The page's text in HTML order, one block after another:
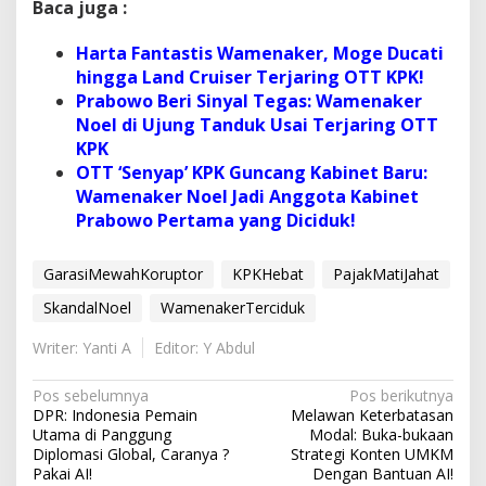
Baca juga :
Harta Fantastis Wamenaker, Moge Ducati
hingga Land Cruiser Terjaring OTT KPK!
Prabowo Beri Sinyal Tegas: Wamenaker
Noel di Ujung Tanduk Usai Terjaring OTT
KPK
OTT ‘Senyap’ KPK Guncang Kabinet Baru:
Wamenaker Noel Jadi Anggota Kabinet
Prabowo Pertama yang Diciduk!
GarasiMewahKoruptor KPKHebat
PajakMatiJahat
SkandalNoel
WamenakerTerciduk
Writer: Yanti A
Editor: Y Abdul
N
a
v
Pos sebelumnya
DPR: Indonesia Pemain
Utama di Panggung
Diplomasi Global, Caranya ?
Pakai AI!
Pos berikutnya
Melawan Keterbatasan
Modal: Buka-bukaan
Strategi Konten UMKM
Dengan Bantuan AI!